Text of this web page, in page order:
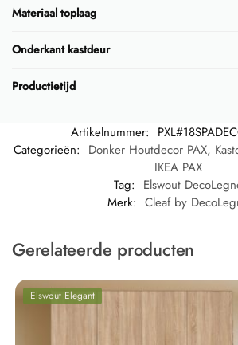
Materiaal toplaag
Onderkant kastdeur
Productietijd
Artikelnummer:
Categorieën: Donker Houtdecor PAX,
IKEA PAX
Tag: Elswout
Merk: Cleaf by
Gerelateerde producten
Elswout Elegant